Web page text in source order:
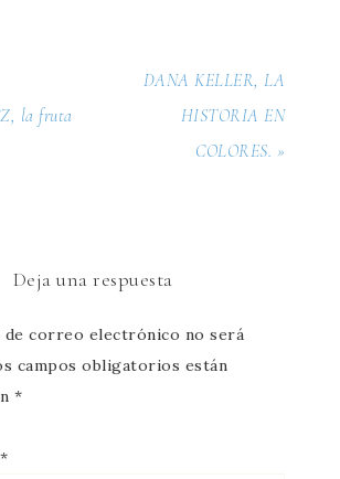
la fruta
DANA KELLER, LA
HISTORIA EN
COLORES. »
Deja una respuesta
de correo electrónico no será
campos obligatorios están
*
*